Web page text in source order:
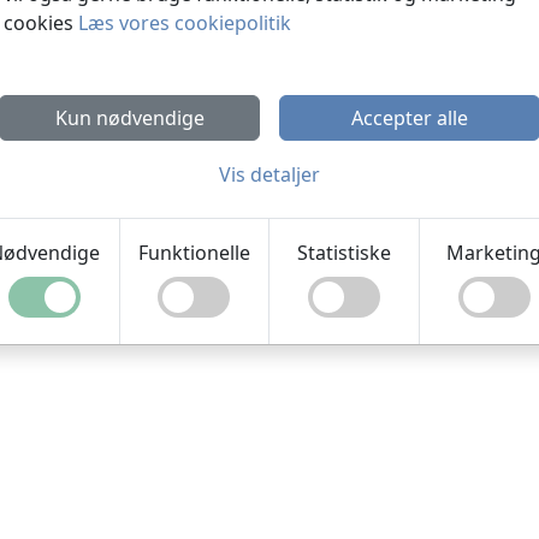
cookies Læs vores cookiepolitik
Kun nødvendige Accepter alle
Vis detaljer
Funktionelle Statistiske